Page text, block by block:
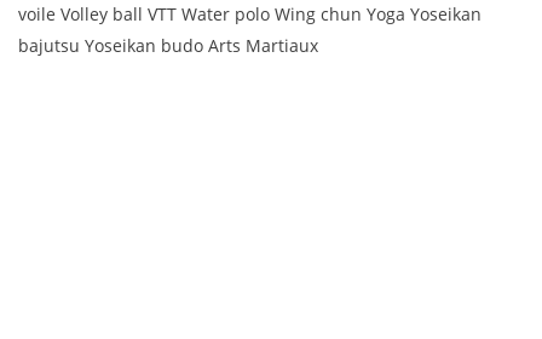
voile Volley ball VTT Water polo Wing chun Yoga Yoseikan
bajutsu Yoseikan budo Arts Martiaux